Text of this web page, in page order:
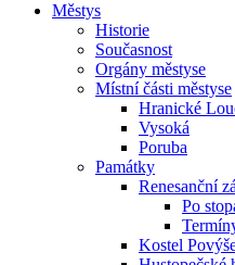
Městys
Historie
Současnost
Orgány městyse
Místní části městyse
Hranické
Vysoká
Poruba
Památky
Renesanční
Po
Kostel